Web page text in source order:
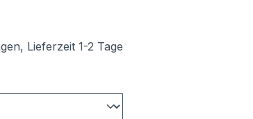
Lieferzeit 1-2 Tage